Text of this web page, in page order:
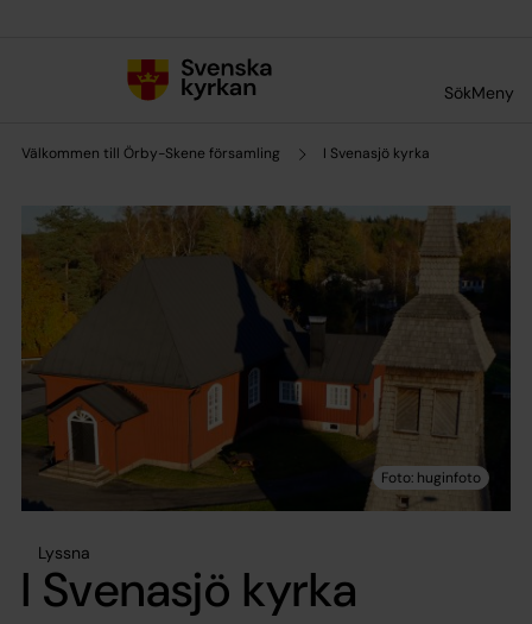
SökMeny
Välkommen till Örby-Skene församling I Svenasjö kyrka
Lyssna
I Svenasjö kyrka